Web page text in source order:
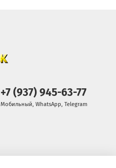
+7 (937) 945-63-77
Мобильный, WhatsApp, Telegram